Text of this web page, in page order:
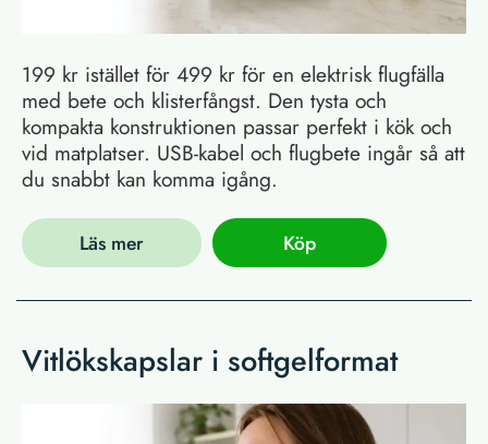
199 kr istället för 499 kr för en elektrisk flugfälla
med bete och klisterfångst. Den tysta och
kompakta konstruktionen passar perfekt i kök och
vid matplatser. USB-kabel och flugbete ingår så att
du snabbt kan komma igång.
Läs mer Köp
Vitlökskapslar i softgelformat